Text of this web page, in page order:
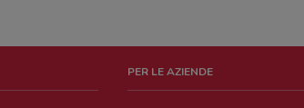
PER LE AZIENDE